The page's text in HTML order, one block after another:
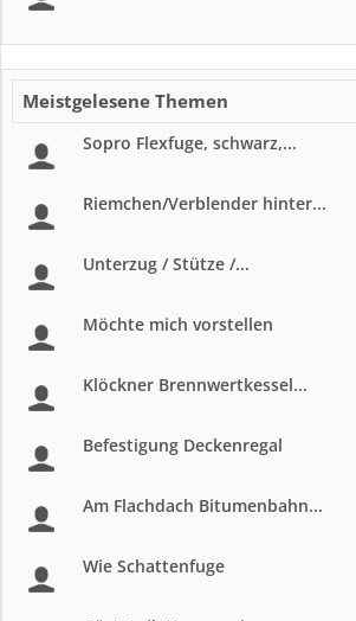
Meistgelesene Themen
Sopro Flexfuge, schwarz,...
Riemchen/Verblender hinter...
Unterzug / Stütze /...
Möchte mich vorstellen
Klöckner Brennwertkessel...
Befestigung Deckenregal
Am Flachdach Bitumenbahn...
Wie Schattenfuge